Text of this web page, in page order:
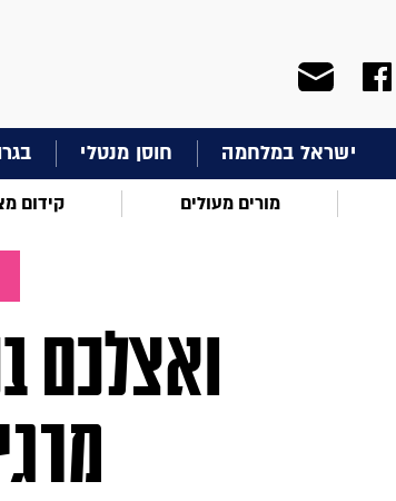
ישראל במלחמה חוסן מנטלי
מורים מעולים קידום
ואצלכם